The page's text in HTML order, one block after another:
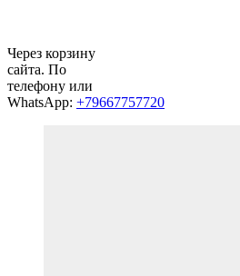
Через корзину
сайта. По
телефону или
WhatsApp: +79667757720